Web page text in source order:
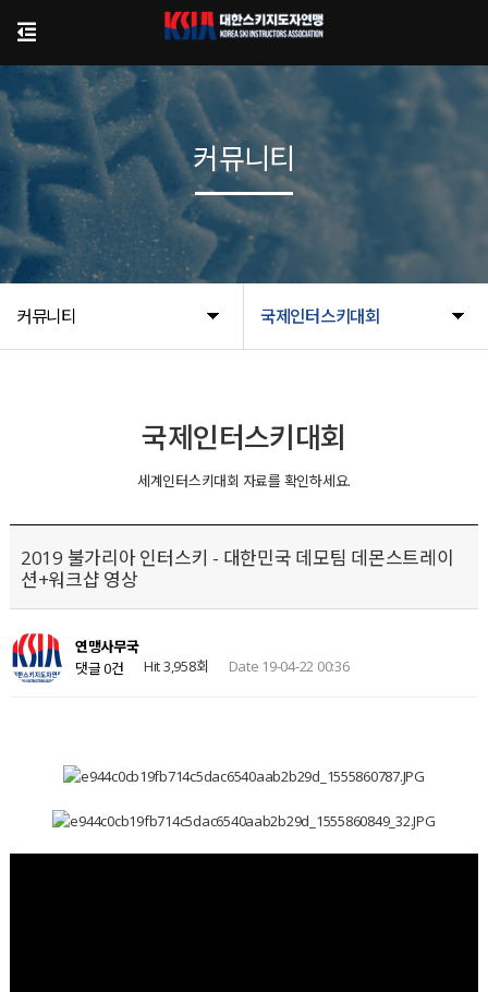
커뮤니티 국제인터스키대회
커뮤니티
국제인터스키대회
세계인터스키대회 자료를 확인하세요.
2019 불가리아 인터스키 - 대한민국 데모팀 데몬스트레이
션+워크샵 영상
연맹사무국
댓글 0건
Hit 3,958회 Date 19-04-22 00:36